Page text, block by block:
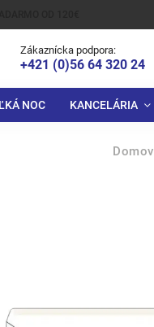
Zákaznícka podpora:
+421 (0)56 64 320 24
NOC KANCELÁRIA
Domov